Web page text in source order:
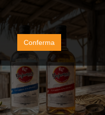
Conferma